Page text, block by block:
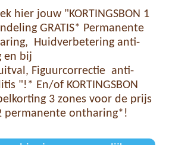
hier jouw "KORTINGSBON 1
GRATIS* Permanente
Huidverbetering anti-
en bij
Figuurcorrectie anti-
"!* En/of KORTINGSBON
3 zones voor de prijs
permanente ontharing*!